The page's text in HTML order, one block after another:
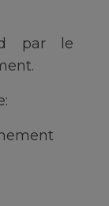
par le